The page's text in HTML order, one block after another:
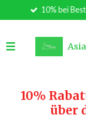
Hauptinhalt
10% bei
10%
über